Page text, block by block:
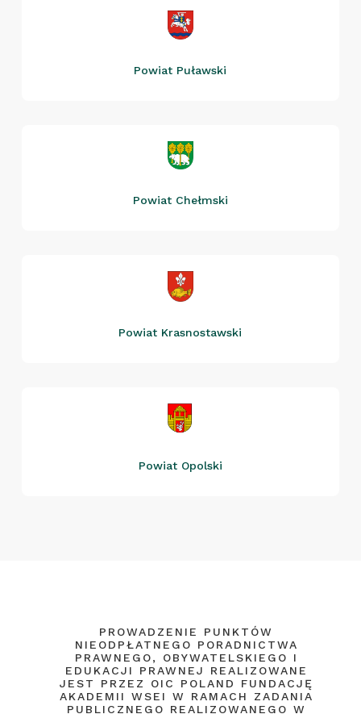
Powiat Puławski
Powiat Chełmski
Powiat Krasnostawski
Powiat Opolski
PROWADZENIE PUNKTÓW
NIEODPŁATNEGO PORADNICTWA
PRAWNEGO, OBYWATELSKIEGO I
EDUKACJI PRAWNEJ REALIZOWANE
JEST PRZEZ OIC POLAND FUNDACJĘ
AKADEMII WSEI W RAMACH ZADANIA
PUBLICZNEGO REALIZOWANEGO W